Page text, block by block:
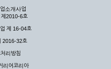
다만, 관계법령에 의하여 국가
경우에는 해당 되지 않습니다.
의견이나 불만이 정당하다고
하며, 즉시 처리가 곤란한 경
다.
소개사업
제2010-6호
제 16-04호
2016-32호
리방침
리어코리아